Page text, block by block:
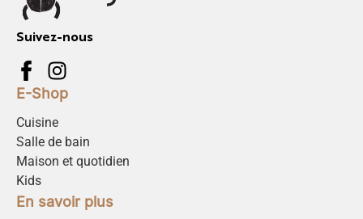
Suivez-nous
E-Shop
Cuisine
Salle de bain
Maison et quotidien
Kids
En savoir plus